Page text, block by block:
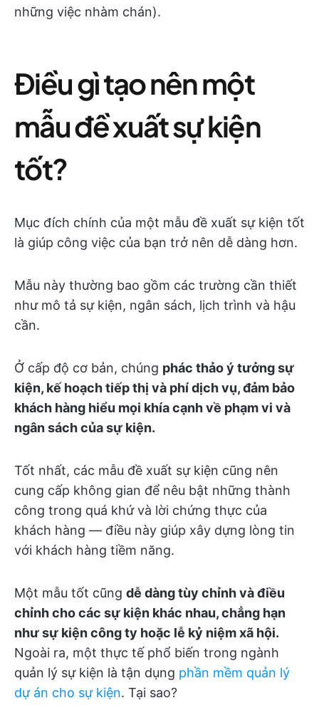
những việc nhàm chán).
Điều gì tạo nên một
mẫu đề xuất sự kiện
tốt?
Mục đích chính của một mẫu đề xuất sự kiện tốt
là giúp công việc của bạn trở nên dễ dàng hơn.
Mẫu này thường bao gồm các trường cần thiết
như mô tả sự kiện, ngân sách, lịch trình và hậu
cần.
Ở cấp độ cơ bản, chúng phác thảo ý tưởng sự
kiện, kế hoạch tiếp thị và phí dịch vụ, đảm bảo
khách hàng hiểu mọi khía cạnh về phạm vi và
ngân sách của sự kiện.
Tốt nhất, các mẫu đề xuất sự kiện cũng nên
cung cấp không gian để nêu bật những thành
công trong quá khứ và lời chứng thực của
khách hàng — điều này giúp xây dựng lòng tin
với khách hàng tiềm năng.
Một mẫu tốt cũng dễ dàng tùy chỉnh và điều
chỉnh cho các sự kiện khác nhau, chẳng hạn
như sự kiện công ty hoặc lễ kỷ niệm xã hội.
Ngoài ra, một thực tế phổ biến trong ngành
quản lý sự kiện là tận dụng phần mềm quản lý
dự án cho sự kiện. Tại sao?